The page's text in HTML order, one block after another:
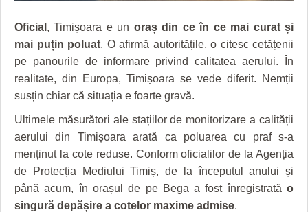
GRĂDINA TAICII DOMNULUI
ZIARISTU’ DE TERASĂ
CU OIŞTEA-N KIERKEGAARD
FINANŢĂRI DE LA A LA Z
PE SURSE
CRONICĂ DE FILM
UNDE MERGEM
FILME DOCUMENTARE
CLIPURI VIDEO
JOCURI ONLINE
ACCIDENTE
ANUNŢURI
INFO SI UTILE
CULTURA
INVATAMANT
JUSTITIE
FILME DOCUMENTARE
CLIPURI VIDEO
Oficial , Timișoara e un oraș din ce în ce mai curat și
mai puțin poluat. O afirmă autoritățile, o citesc cetățenii
pe panourile de informare privind calitatea aerului. În
realitate, din Europa, Timișoara se vede diferit. Nemții
susțin chiar că situația e foarte gravă.
Ultimele măsurători ale stațiilor de monitorizare a calității
aerului din Timișoara arată ca poluarea cu praf s-a
menținut la cote reduse. Conform oficialilor de la Agenția
de Protecția Mediului Timiș, de la începutul anului și
până acum, în orașul de pe Bega a fost înregistrată o
singură depășire a cotelor maxime admise.